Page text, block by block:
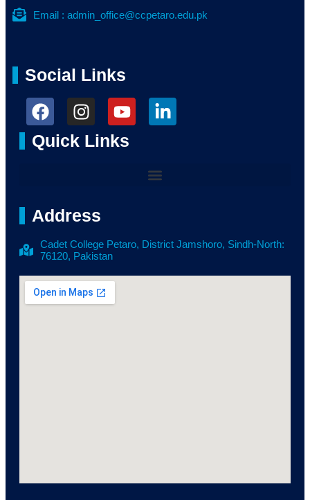
Email : admin_office@ccpetaro.edu.pk
Social Links
Quick Links
Address
Cadet College Petaro, District Jamshoro, Sindh-North:
76120, Pakistan